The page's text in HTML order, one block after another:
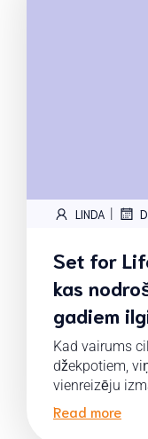
LINDA |
Set for
kas
gadiem
Kad vairums
džekpotiem,
vienreizēju
Read more